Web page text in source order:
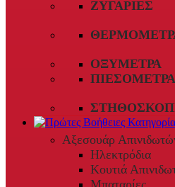
ΖΥΓΑΡΙΈΣ
ΟΞΎΜΕΤΡΑ
ΠΙΕΣΌΜΕΤΡΑ
Αξεσουάρ
Ηλεκτρόδια
Κουτιά